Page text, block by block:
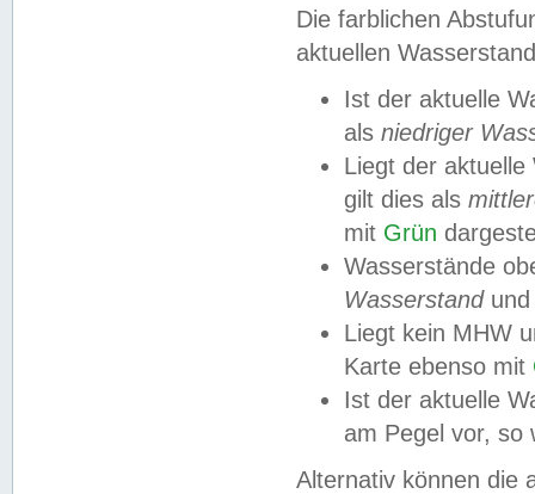
Die farblichen
aktuellen
Ist der aktuelle
als niedriger
Liegt der
gilt dies als
mit Grün
Wasserstände
Wasserstandund
Liegt kein MHW
Karte ebenso mit
Ist der aktuelle
am Pegel vor,
Alternativ können die